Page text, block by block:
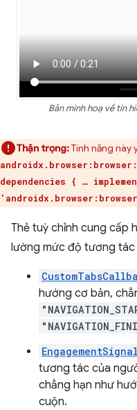
Bản minh hoạ về tín
Thận trọng:Tính năng này
dependencies { …
Thẻ tuỳ chỉnh cung cấp
lường mức độ tương
hướng cơ bản,
tương tác của
chẳng hạn như
cuộn.